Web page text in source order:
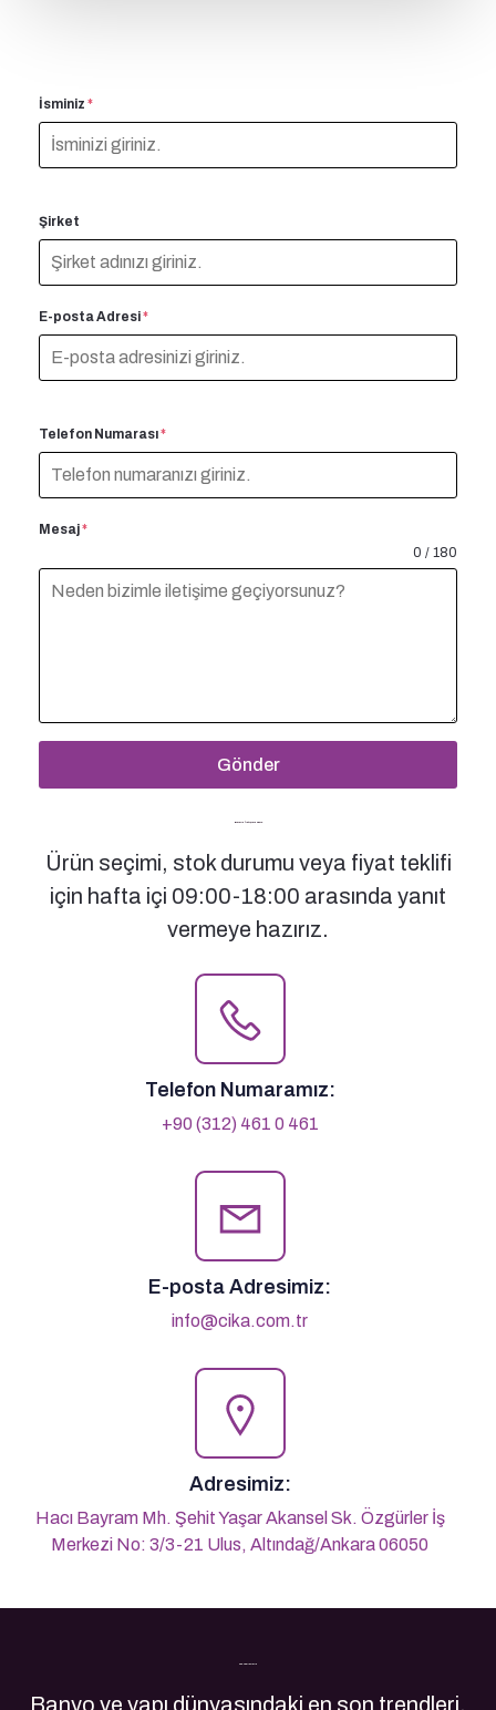
İsminiz *
Şirket
E-posta Adresi*
Telefon Numarası*
Mesaj*
0 / 180
Gönder
Bizimle İletişime Geçin
Ürün seçimi, stok durumu veya fiyat teklifi
için hafta içi 09:00-18:00 arasında yanıt
vermeye hazırız.
Telefon Numaramız:
+90 (312) 461 0 461
E-posta Adresimiz:
info@cika.com.tr
Adresimiz:
Hacı Bayram Mh. Şehit Yaşar Akansel Sk. Özgürler İş
Merkezi No: 3/3-21 Ulus, Altındağ/Ankara 06050
Son Yazılarımız
Banyo ve yapı dünyasındaki en son trendleri,